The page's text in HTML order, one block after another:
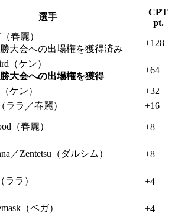
選手
CPT
pt.
春麗）
大会への出場権を獲得済み
+128
（ケン）
大会への出場権を獲得
+64
ケン）
+32
ララ／春麗）
+16
（春麗） +8
／Zentetsu（ダルシム） +8
ララ） +4
（ベガ） +4